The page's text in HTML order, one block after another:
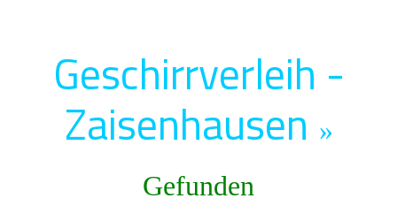
Geschirrverleih -
Zaisenhausen »
Gefunden